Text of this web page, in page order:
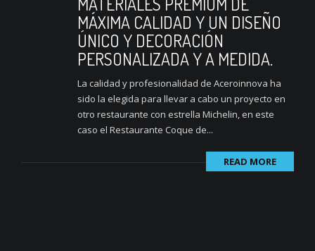
MÁXIMA CALIDAD Y UN DISEÑO
ÚNICO Y DECORACIÓN
PERSONALIZADA Y A MEDIDA.
La calidad y profesionalidad de Aceroinnova ha
sido la elegida para llevar a cabo un proyecto en
otro restaurante con estrella Michelin, en este
caso el Restaurante Coque de...
READ MORE